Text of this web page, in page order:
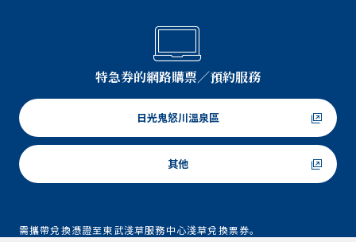
特急券的網路購票／預約服務
日光鬼怒川溫泉區
其他
需攜帶兌換憑證至東武淺草服務中心淺草兌換票券。